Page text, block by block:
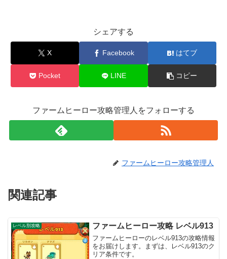
シェアする
X Facebook はてブ
Pocket LINE コピー
ファームヒーロー攻略管理人をフォローする
ファームヒーロー攻略管理人
関連記事
レベル別攻略 ファームヒーロー攻略 レベル913
ファームヒーローのレベル913の攻略情報
をお届けします。まずは、レベル913のク
リア条件です。